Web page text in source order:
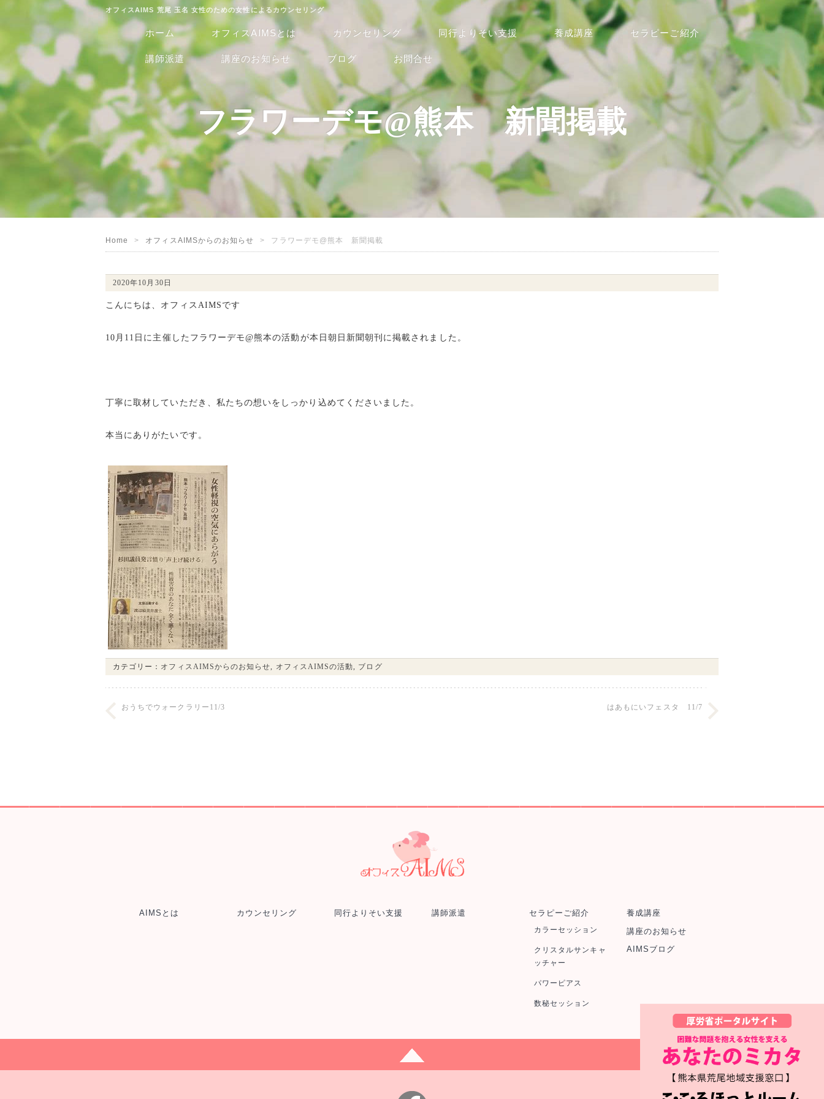
オフィスAIMS 荒尾 玉名 女性のための女性によるカウンセリング
ホーム オフィスAIMSとは カウンセリング 同行よりそい支援 養成講座 セラピーご紹介
講師派遣 講座のお知らせ ブログ お問合せ
Home オフィスAIMSからのお知らせ フラワーデモ@熊本 新聞掲載
フラワーデモ@熊本 新聞掲載
2020年10月30日
こんにちは、オフィスAIMSです
10月11日に主催したフラワーデモ@熊本の活動が本日朝日新聞朝刊に掲載されました。
丁寧に取材していただき、私たちの想いをしっかり込めてくださいました。
本当にありがたいです。
カテゴリー： オフィスAIMSからのお知らせ, オフィスAIMSの活動, ブログ
おうちでウォークラリー11/3 はあもにいフェスタ 11/7
AIMSとは カウンセリング 同行よりそい支援 講師派遣 セラピーご紹介
カラーセッション
クリスタルサンキャ
ッチャー
パワーピアス
数秘セッション
養成講座
講座のお知らせ
AIMSブログ